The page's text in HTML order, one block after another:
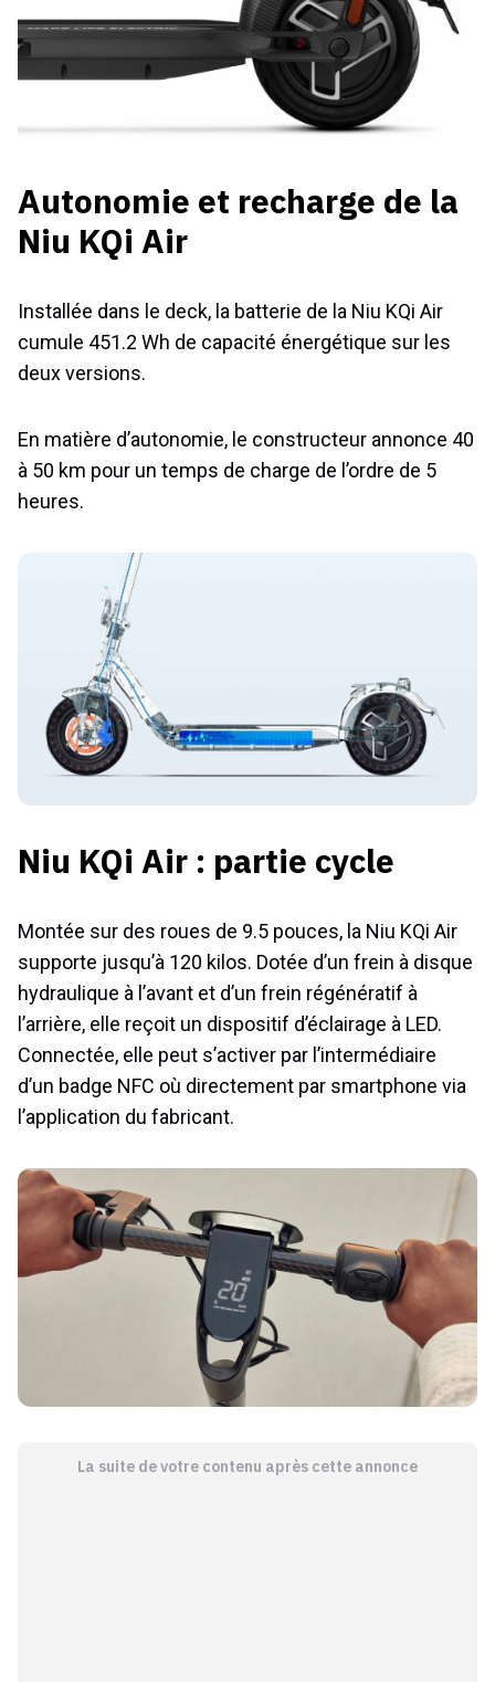
Autonomie et recharge de la
Niu KQi Air
Installée dans le deck, la batterie de la Niu KQi Air
cumule 451.2 Wh de capacité énergétique sur les
deux versions.
En matière d’autonomie, le constructeur annonce 40
à 50 km pour un temps de charge de l’ordre de 5
heures.
Niu KQi Air : partie cycle
Montée sur des roues de 9.5 pouces, la Niu KQi Air
supporte jusqu’à 120 kilos. Dotée d’un frein à disque
hydraulique à l’avant et d’un frein régénératif à
l’arrière, elle reçoit un dispositif d’éclairage à LED.
Connectée, elle peut s’activer par l’intermédiaire
d’un badge NFC où directement par smartphone via
l’application du fabricant.
La suite de votre contenu après cette annonce